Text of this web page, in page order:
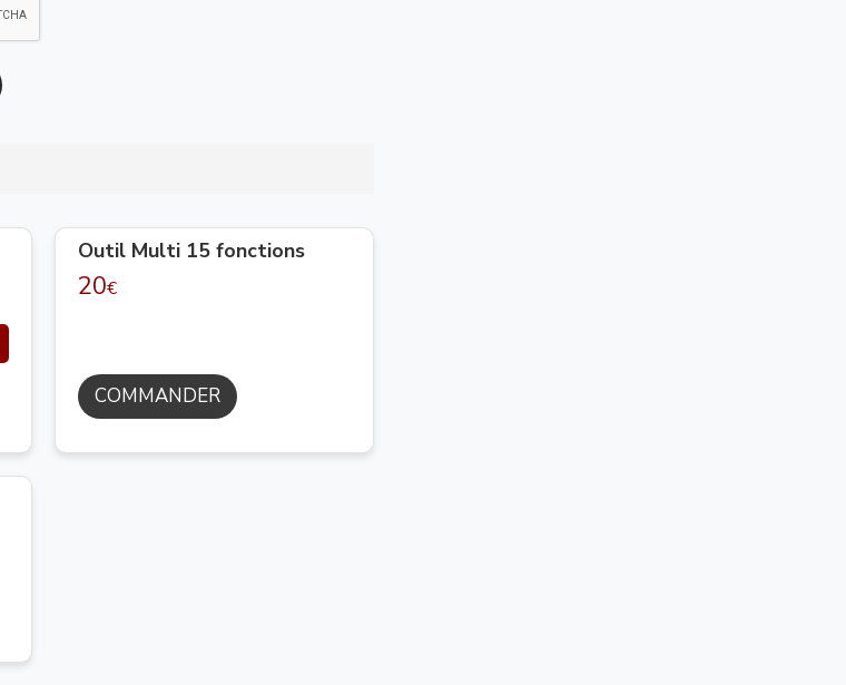
Outil Multi 15 fonctions
20€
COMMANDER